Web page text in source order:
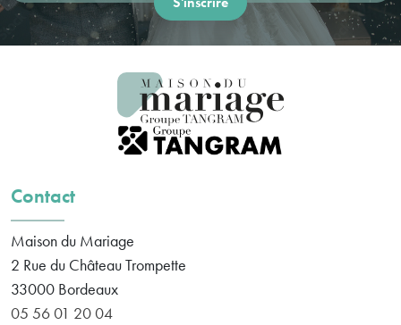
Contact
Maison du Mariage
2 Rue du Château Trompette
33000 Bordeaux
05 56 01 20 04